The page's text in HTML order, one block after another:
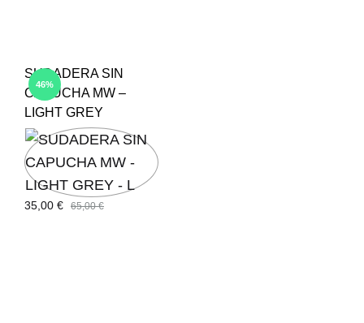
46%
SUDADERA SIN
CAPUCHA MW –
LIGHT GREY
35,00 € 65,00€